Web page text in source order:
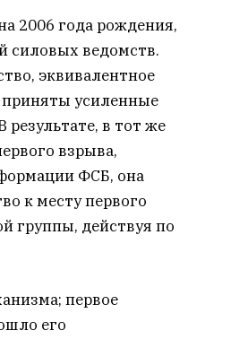
2006 года рождения,
силовых ведомств.
эквивалентное
усиленные
в тот же
взрыва,
ФСБ, она
к месту первого
группы, действуя по
первое
его